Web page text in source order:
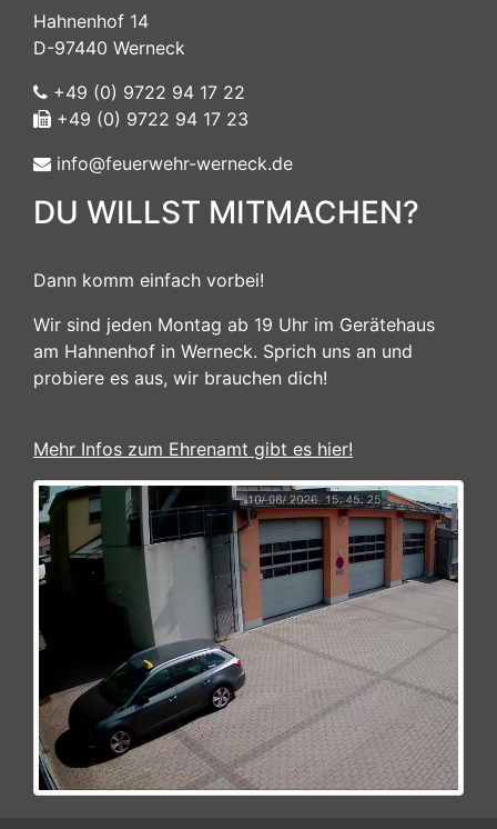
Hahnenhof 14
D-97440 Werneck
+49 (0) 9722 94 17 22
+49 (0) 9722 94 17 23
info@feuerwehr-werneck.de
DU WILLST MITMACHEN?
Dann komm einfach vorbei!
Wir sind jeden Montag ab 19 Uhr im Gerätehaus
am Hahnenhof in Werneck. Sprich uns an und
probiere es aus, wir brauchen dich!
Mehr Infos zum Ehrenamt gibt es hier!